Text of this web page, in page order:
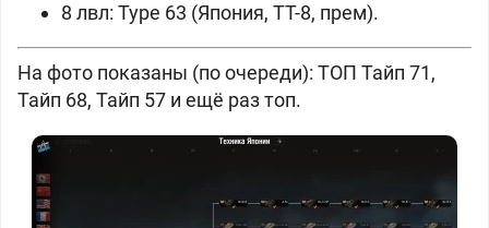
8 лвл: Type 63 (Япония, ТТ-8, прем).
На фото показаны (по очереди): ТОП Тайп 71,
Тайп 68, Тайп 57 и ещё раз топ.